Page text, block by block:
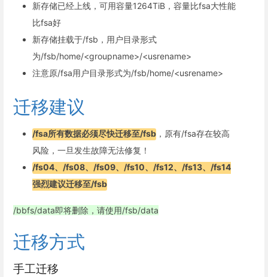
新存储已经上线，可用容量1264TiB，容量比fsa大性能
比fsa好
新存储挂载于/fsb，用户目录形式
为/fsb/home/<groupname>/<usrename>
注意原/fsa用户目录形式为/fsb/home/<usrename>
迁移建议
/fsa所有数据必须尽快迁移至/fsb ，原有/fsa存在较高
风险，一旦发生故障无法修复！
/fs04、/fs08、/fs09、/fs10、/fs12、/fs13、/fs14
强烈建议迁移至/fsb
/bbfs/data即将删除，请使用/fsb/data
迁移方式
手工迁移